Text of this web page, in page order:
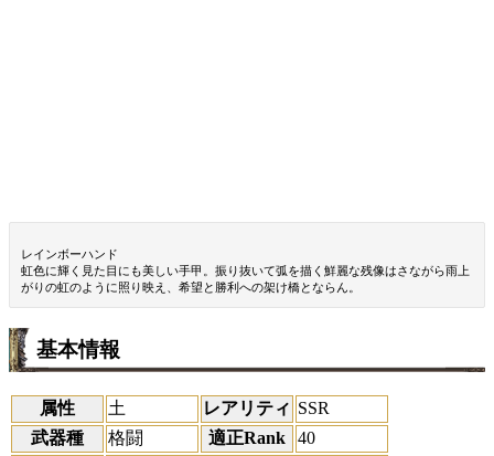
レインボーハンド
虹色に輝く見た目にも美しい手甲。振り抜いて弧を描く鮮麗な残像はさながら雨上
がりの虹のように照り映え、希望と勝利への架け橋とならん。
基本情報
属性 土 レアリティ SSR
武器種
格闘 適正Rank
40